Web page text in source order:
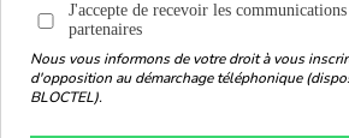
J'accepte de recevoir les
partenaires
Nous vous informons de votre droit à vous
d'opposition au démarchage téléphonique
BLOCTEL).